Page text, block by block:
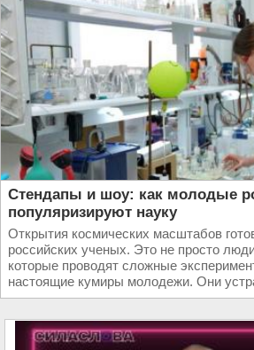
Стендапы и шоу: как молодые
популяризируют науку
Открытия космических масштабов
российских ученых. Это не просто
которые проводят сложные
настоящие кумиры молодежи. Они